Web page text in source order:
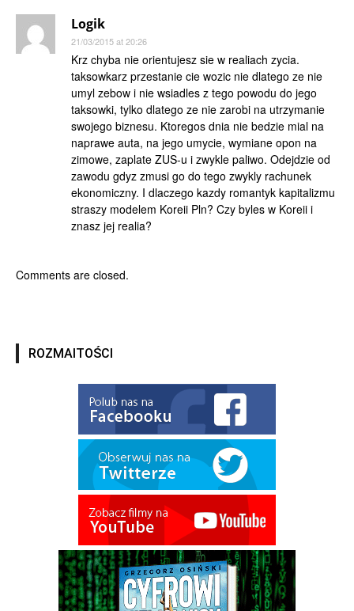
Logik
21/03/2015 at 20:26
Krz chyba nie orientujesz sie w realiach zycia.
taksowkarz przestanie cie wozic nie dlatego ze nie
umyl zebow i nie wsiadles z tego powodu do jego
taksowki, tylko dlatego ze nie zarobi na utrzymanie
swojego biznesu. Ktoregos dnia nie bedzie mial na
naprawe auta, na jego umycie, wymiane opon na
zimowe, zaplate ZUS-u i zwykle paliwo. Odejdzie od
zawodu gdyz zmusi go do tego zwykly rachunek
ekonomiczny. I dlaczego kazdy romantyk kapitalizmu
straszy modelem Koreii Pln? Czy byles w Koreii i
znasz jej realia?
Comments are closed.
ROZMAITOŚCI